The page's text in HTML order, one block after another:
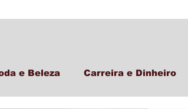
e Beleza Carreira e Dinheiro